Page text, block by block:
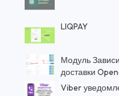
LIQPAY
Модуль
доставки
Viber